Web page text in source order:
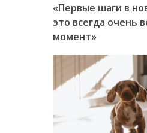
«Первые шаги в
это всегда очень
момент»